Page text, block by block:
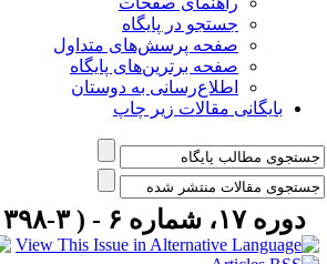
جستجو در پایگاه
صفحه پرسش‌های متداول
صفحه برترین‌های پایگاه
اطلاع‌رسانی به دوستان
بایگانی مقالات زیر چاپ
دوره ۱۷، شماره ۶ - ( ۳-۱۳۹۸ )